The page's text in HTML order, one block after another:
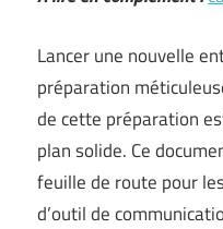
Lancer une nouvelle
préparation
de cette préparation
plan solide. Ce
feuille de route pour
d’outil de